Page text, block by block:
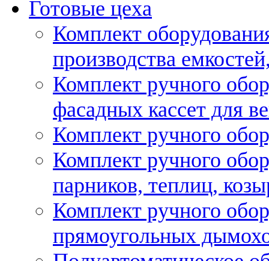
Готовые цеха
Комплект
производства
Комплект ручного
фасадных кассет для
Комплект ручного
Комплект ручного
парников, теплиц,
Комплект ручного
прямоугольных